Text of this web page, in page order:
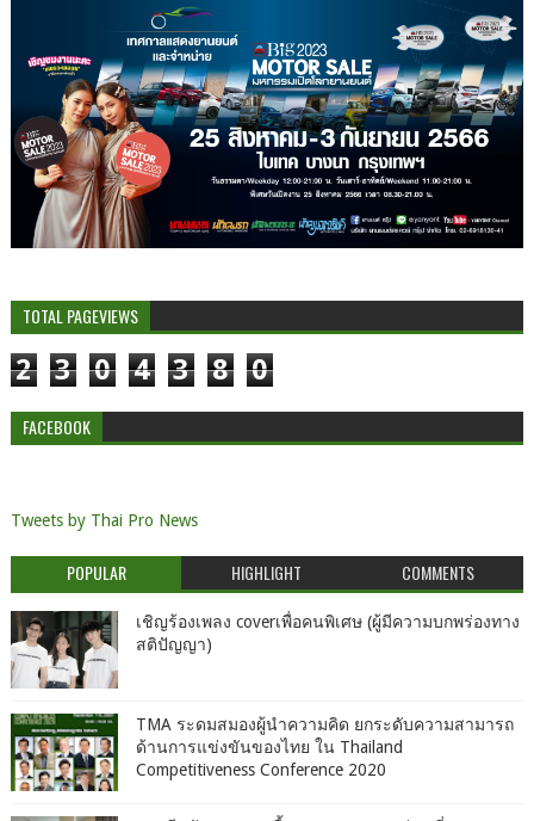
TOTAL PAGEVIEWS
2 3 0 4 3 8 0
FACEBOOK
Tweets by Thai Pro News
POPULAR HIGHLIGHT COMMENTS
เชิญร้องเพลง coverเพื่อคนพิเศษ (ผู้มีความบกพร่องทาง
สติปัญญา)
TMA ระดมสมองผู้นำความคิด ยกระดับความสามารถ
ด้านการแข่งขันของไทย ใน Thailand
Competitiveness Conference 2020